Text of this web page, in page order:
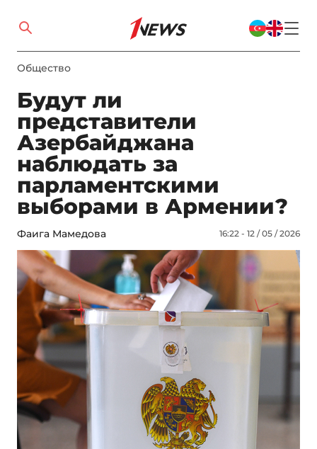
Общество
Будут ли
представители
Азербайджана
наблюдать за
парламентскими
выборами в Армении?
Фаига Мамедова 16:22 - 12 / 05 / 2026